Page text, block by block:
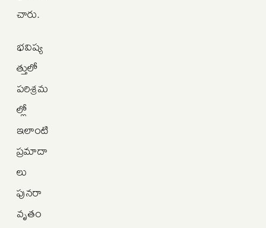
చారు.
భవిష్య
త్తులో
పరిశ్రమ
ల్లో
ఇలాంటి
ప్రమాదా
లు
పునరా
వృతం